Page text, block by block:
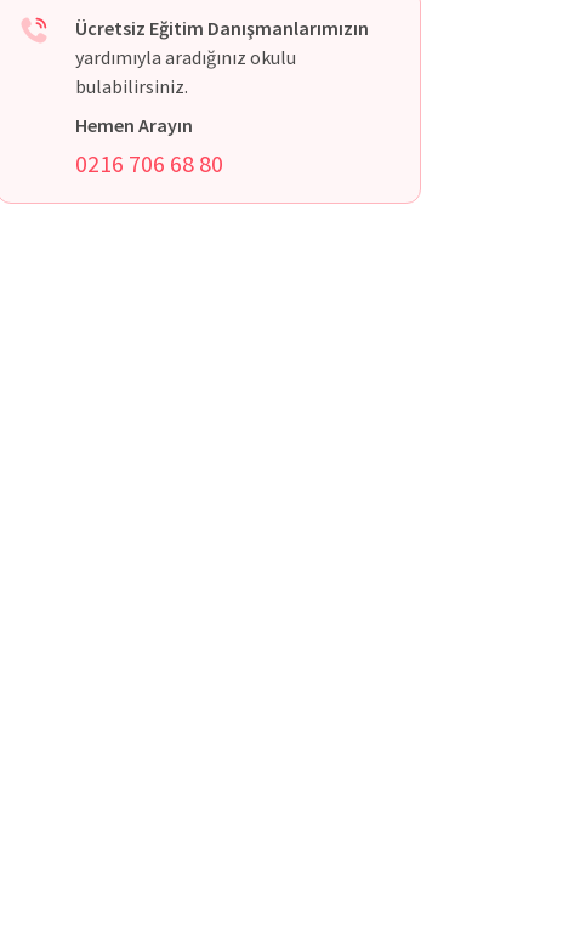
Ücretsiz Eğitim Danışmanlarımızın
yardımıyla aradığınız okulu
bulabilirsiniz.
Hemen Arayın
0216 706 68 80